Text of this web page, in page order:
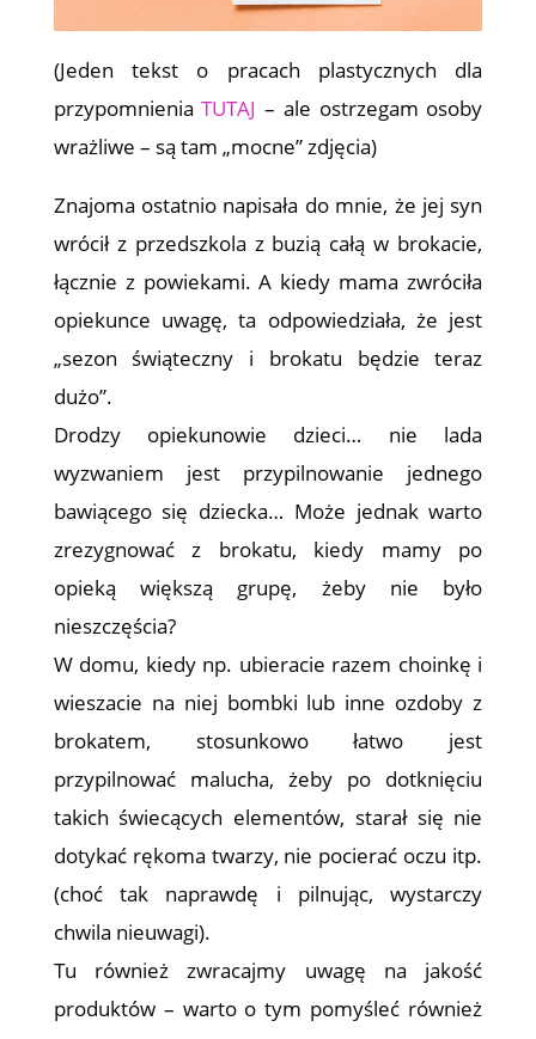
(Jeden tekst o pracach plastycznych dla
przypomnieniaTUTAJ – ale ostrzegam osoby
wrażliwe – są tam „mocne” zdjęcia)
Znajoma ostatnio napisała do mnie, że jej syn
wrócił z przedszkola z buzią całą w brokacie,
łącznie z powiekami. A kiedy mama zwróciła
opiekunce uwagę, ta odpowiedziała, że jest
„sezon świąteczny i brokatu będzie teraz
dużo”.
Drodzy opiekunowie dzieci… nie lada
wyzwaniem jest przypilnowanie jednego
bawiącego się dziecka… Może jednak warto
zrezygnować z brokatu, kiedy mamy po
opieką większą grupę, żeby nie było
nieszczęścia?
W domu, kiedy np. ubieracie razem choinkę i
wieszacie na niej bombki lub inne ozdoby z
brokatem, stosunkowo łatwo jest
przypilnować malucha, żeby po dotknięciu
takich świecących elementów, starał się nie
dotykać rękoma twarzy, nie pocierać oczu itp.
(choć tak naprawdę i pilnując, wystarczy
chwila nieuwagi).
Tu również zwracajmy uwagę na jakość
produktów – warto o tym pomyśleć również